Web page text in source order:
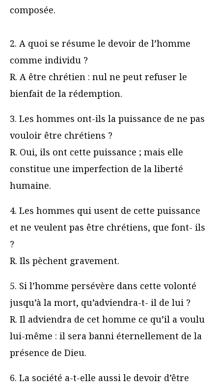
composée.
2. A quoi se résume le devoir de l’homme
comme individu ?
R. A être chrétien : nul ne peut refuser le
bienfait de la rédemption.
3. Les hommes ont-ils la puissance de ne pas
vouloir être chrétiens ?
R. Oui, ils ont cette puissance ; mais elle
constitue une imperfection de la liberté
humaine.
4. Les hommes qui usent de cette puissance
et ne veulent pas être chrétiens, que font- ils
?
R. Ils pèchent gravement.
5. Si l’homme persévère dans cette volonté
jusqu’à la mort, qu’adviendra-t- il de lui ?
R. Il adviendra de cet homme ce qu’il a voulu
lui-même : il sera banni éternellement de la
présence de Dieu.
6. La société a-t-elle aussi le devoir d’être